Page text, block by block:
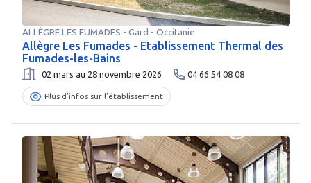
ALLÈGRE LES FUMADES - Gard - Occitanie
Allègre Les Fumades - Etablissement Thermal des
Fumades-les-Bains
02 mars au 28 novembre 2026 04 66 54 08 08
Plus d’infos sur l’établissement